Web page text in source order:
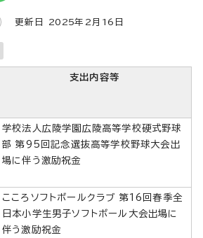
更新日 2025年2月 16 日
支出内容等
学校法人広陵学園広陵高等学校硬式野球
部 第95回記念選抜高等学校野球大会出
場に伴う激励祝金
こころソフトボールクラブ 第16回春季全
日本小学生男子ソフトボール大会出場に
伴う激励祝金